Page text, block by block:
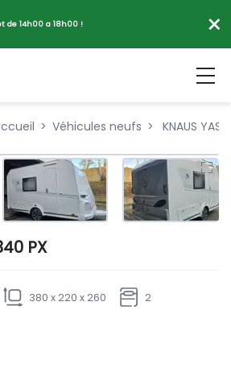
de 14h00 a 18h00 ! ×
Véhicules neufs KNAUS
PX
380 x 220 x 260 2